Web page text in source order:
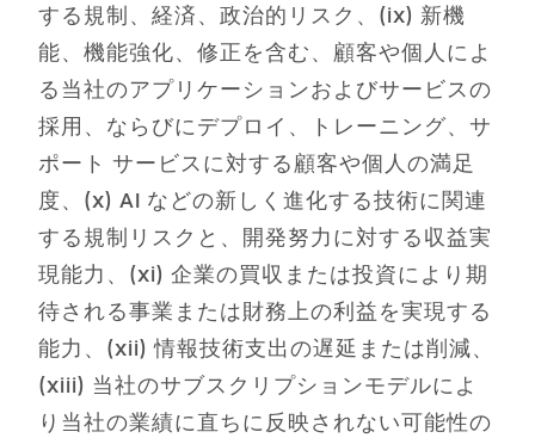
する規制、経済、政治的リスク、(ix) 新機
能、機能強化、修正を含む、顧客や個人によ
る当社のアプリケーションおよびサービスの
採用、ならびにデプロイ、トレーニング、サ
ポート サービスに対する顧客や個人の満足
度、(x) AI などの新しく進化する技術に関連
する規制リスクと、開発努力に対する収益実
現能力、(xi) 企業の買収または投資により期
待される事業または財務上の利益を実現する
能力、(xii) 情報技術支出の遅延または削減、
(xiii) 当社のサブスクリプションモデルによ
り当社の業績に直ちに反映されない可能性の